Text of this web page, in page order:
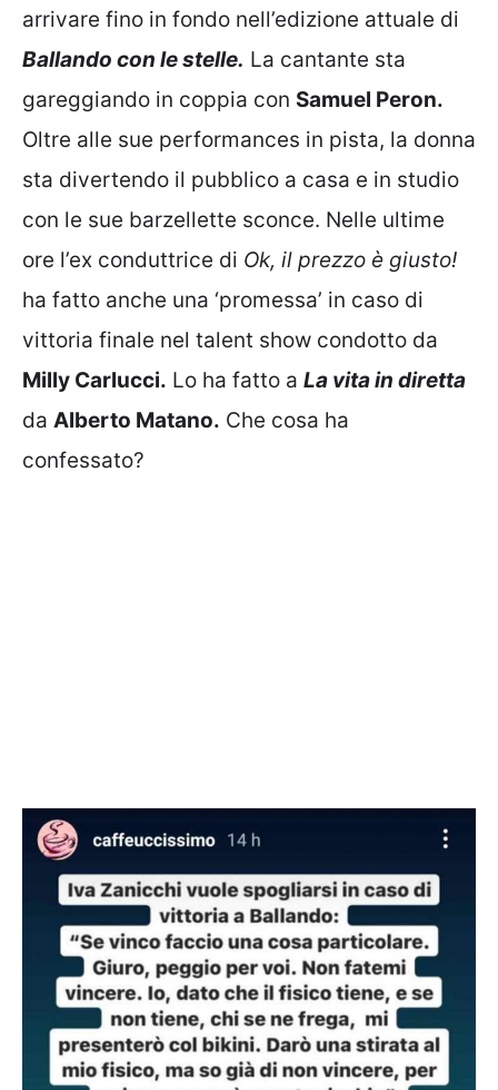
arrivare fino in fondo nell’edizione attuale di
Ballando con le stelle. La cantante sta
gareggiando in coppia con Samuel Peron.
Oltre alle sue performances in pista, la donna
sta divertendo il pubblico a casa e in studio
con le sue barzellette sconce. Nelle ultime
ore l’ex conduttrice di Ok, il prezzo è giusto!
ha fatto anche una ‘promessa’ in caso di
vittoria finale nel talent show condotto da
Milly Carlucci. Lo ha fatto a La vita in diretta
da Alberto Matano. Che cosa ha
confessato?